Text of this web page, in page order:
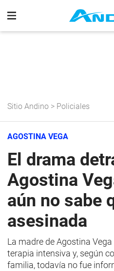
Sitio Andino > Policiales
AGOSTINA VEGA
El drama
Agostina
aún no sabe
asesinada
La madre de Agostina
terapia intensiva y, según
familia, todavía no fue